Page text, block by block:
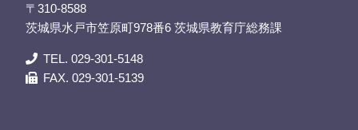
〒310-8588
茨城県水戸市笠原町978番6 茨城県教育庁総務課
TEL. 029-301-5148
FAX. 029-301-5139